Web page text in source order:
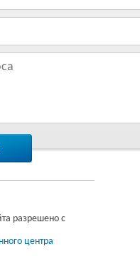
разрешено с
центра